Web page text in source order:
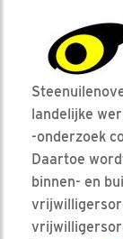
landelijke
-onderzoek
Daartoe
binnen- en